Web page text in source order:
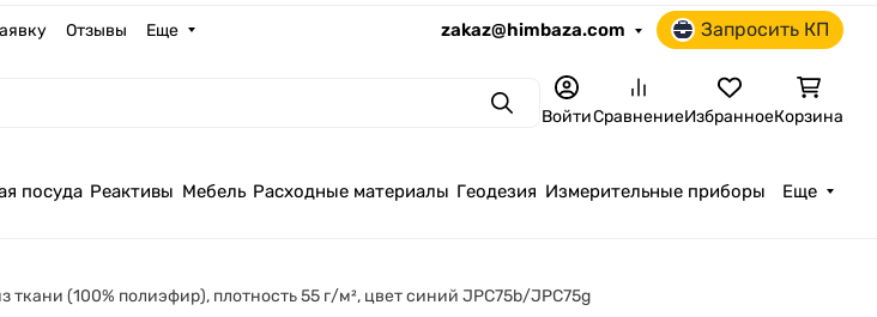
Отзывы Еще zakaz@himbaza.com Запросить КП
ПоискВойтиСравнениеИзбранноеКорзина
посуда Реактивы Мебель Расходные материалы Геодезия Измерительные приборы Еще
(100% полиэфир), плотность 55 г/м², цвет синий JPC75b/JPC75g